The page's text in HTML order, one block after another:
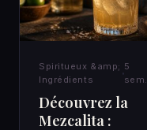
Spiritueux &amp;
Ingrédients
5
sem.
Découvrez la
Mezcalita :